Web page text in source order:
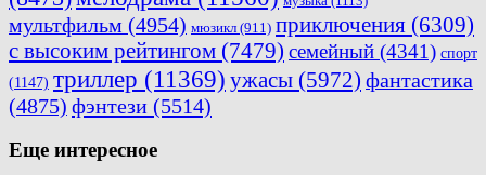
мультфильм (4954) мюзикл (911) приключения (6309)
с высоким рейтингом (7479) семейный (4341) спорт
(1147) триллер (11369) ужасы (5972) фантастика
(4875) фэнтези (5514)
Еще интересное